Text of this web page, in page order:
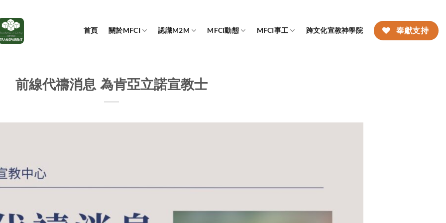
首頁 關於MFCI 認識M2M MFCI動態 MFCI事工 跨文化宣教神學院 奉獻支持
前線代禱消息 為肯亞立諾宣教士